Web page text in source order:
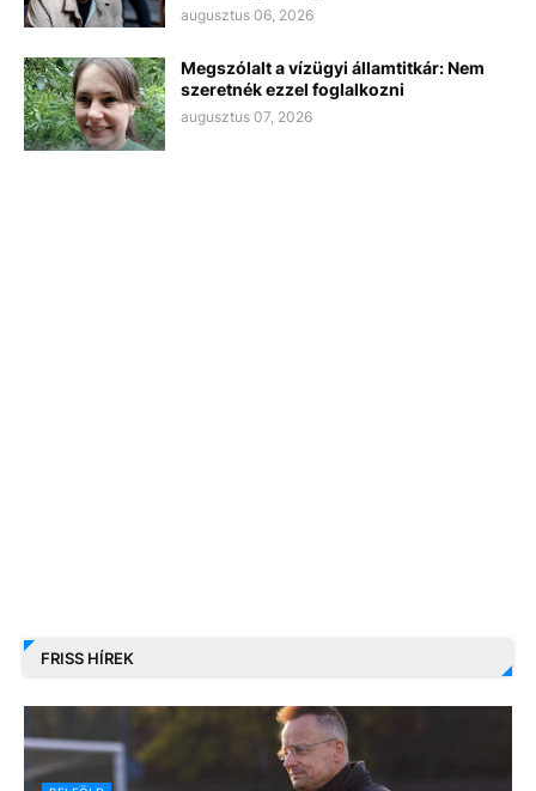
augusztus 06, 2026
Megszólalt a vízügyi államtitkár: Nem
szeretnék ezzel foglalkozni
augusztus 07, 2026
FRISS HÍREK